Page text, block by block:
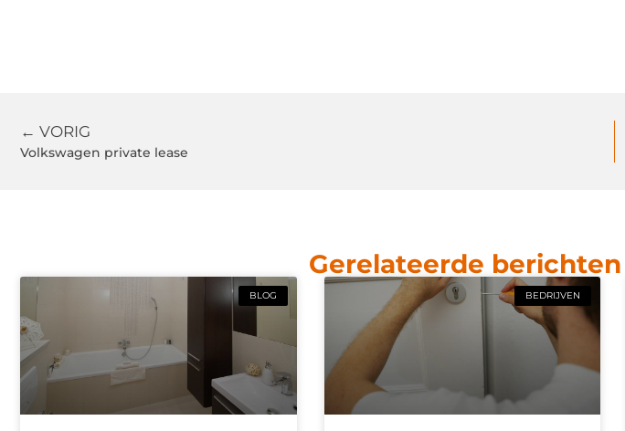
← VORIG
Volkswagen private lease
Gerelateerde berichten
BLOG BEDRIJVEN